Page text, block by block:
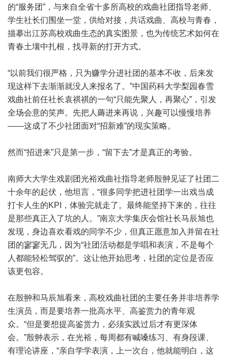
的“服务团”，与来自全省十多所高校的戏曲社团指导老师、
学生社长们围坐一堂，供给对接，共话戏曲、高校与青春，
描摹出江苏高校戏曲生态的真实图景，也为传统艺术如何在
青春土壤中扎根，找寻新的打开方式。
“以前我们很严格，只为赚学分进社团的基本不收，后来发
现这样下去渐渐就没人来报名了。”中国药科大学梨园春雪
戏曲社前任社长袁祺祺的一句“只能先聚人，再聚心”，引发
全场会意的笑声。先把人薅进来再说，兴趣可以慢慢培养
——这成了不少社团面对“招新难”的现实策略。
然而“招进来”只是第一步，“留下去”才是真正的考验。
南师大大学生戏剧团光裕戏曲社指导老师殷翀见证了社团二
十余年的起伏，他坦言，“很多同学把进社团学一出戏当成
打卡人生的KPI，体验完就走了。最终能坚持下来的，往往
是那些真正入了坑的人。”南京大学集庆会馆社长马辰旭也
发现，身边喜欢看戏的同学不少，但真正愿意加入并留在社
团的寥寥无几，因为“社团活动都是学唱和表演，不是每个
人都能轻松驾驭的”。这让他开始思考，社团的定位是否应
该更包容。
在殷翀和马辰旭看来，高校戏曲社团的主要任务并非培养学
生演员，而是要培养一批高水平、高鉴赏力的青年观
众。“但是要想提高鉴赏力，必须实践过后才有更深体
会。”殷翀表示，在光裕，每周都有喊嗓练习、有身段课、
有理论讲座，“亲自学学表演，上一次台，他就能明白，这